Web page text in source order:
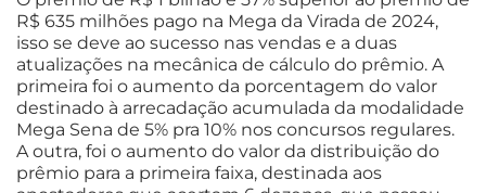
R$ 635 milhões pago na Mega da Virada de 2024,
isso se deve ao sucesso nas vendas e a duas
atualizações na mecânica de cálculo do prêmio. A
primeira foi o aumento da porcentagem do valor
destinado à arrecadação acumulada da modalidade
Mega Sena de 5% pra 10% nos concursos regulares.
A outra, foi o aumento do valor da distribuição do
prêmio para a primeira faixa, destinada aos